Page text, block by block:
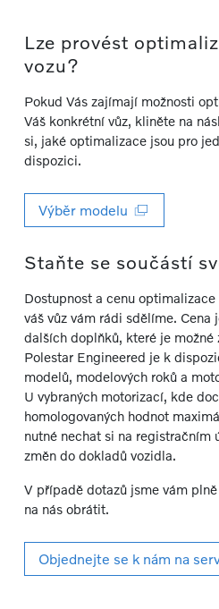
Lze provést
vozu?
Pokud Vás zajímají možnosti
Váš konkrétní vůz, kliněte na
si, jaké optimalizace jsou pro
dispozici.
Výběr modelu
Staňte se součástí
Dostupnost a cenu
váš vůz vám rádi sdělíme. Cena
dalších doplňků, které je možné
Polestar Engineered je k
modelů, modelových roků a
U vybraných motorizací, kde
homologovaných hodnot
nutné nechat si na registračním
změn do dokladů vozidla.
V případě dotazů jsme vám
na nás obrátit.
Objednejte se k nám na